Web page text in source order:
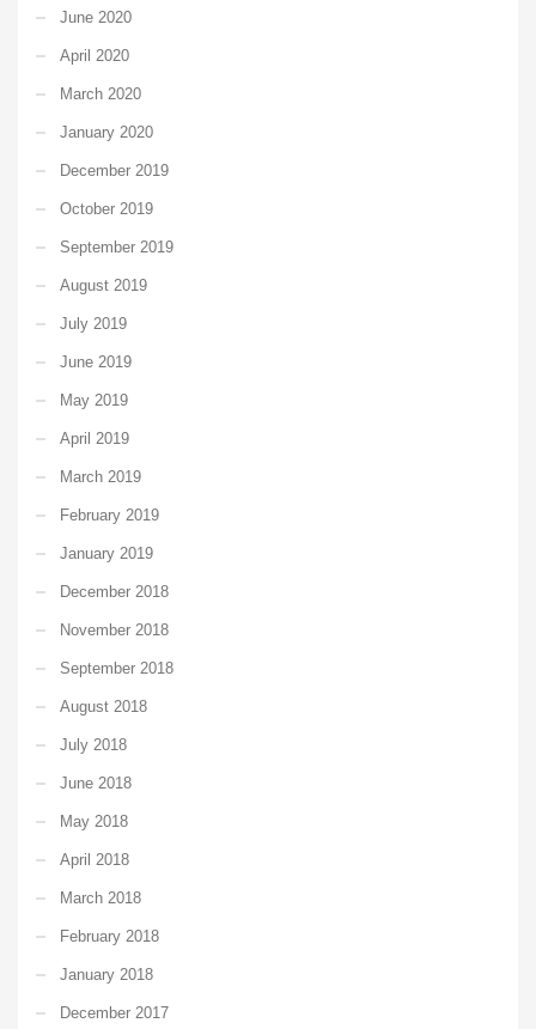
June 2020
April 2020
March 2020
January 2020
December 2019
October 2019
September 2019
August 2019
July 2019
June 2019
May 2019
April 2019
March 2019
February 2019
January 2019
December 2018
November 2018
September 2018
August 2018
July 2018
June 2018
May 2018
April 2018
March 2018
February 2018
January 2018
December 2017